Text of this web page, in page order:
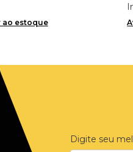
ao estoque
Digite seu